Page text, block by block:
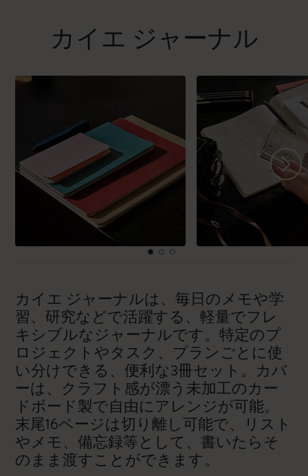
カイエ ジャーナル
カイエ ジャーナルは、毎日のメモや学
習、研究などで活躍する、軽量でフレ
キシブルなジャーナルです。特定のプ
ロジェクトやタスク、プランごとに使
い分けできる、便利な3冊セット。カバ
ーは、クラフト感が漂う未加工のカー
ドボード製で自由にアレンジが可能。
末尾16ページは切り離し可能で、リスト
やメモ、備忘録等として、書いたらそ
のまま渡すことができます。